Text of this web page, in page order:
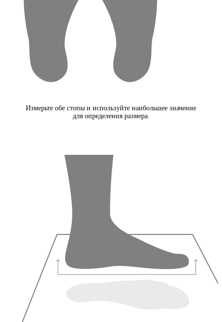
Измерьте обе стопы и используйте наибольшее значение
для определения размера.